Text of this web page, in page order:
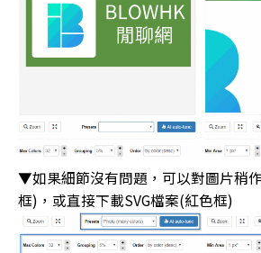
▼如果細節沒有問題，可以對圖片稍
框)，或直接下載SVG檔案(紅色框)